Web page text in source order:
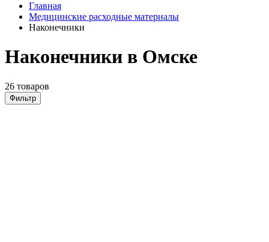
Главная
Медицинские расходные материалы
Наконечники
Наконечники в Омске
26 товаров
Фильтр